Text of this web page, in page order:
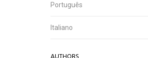
Português
Italiano